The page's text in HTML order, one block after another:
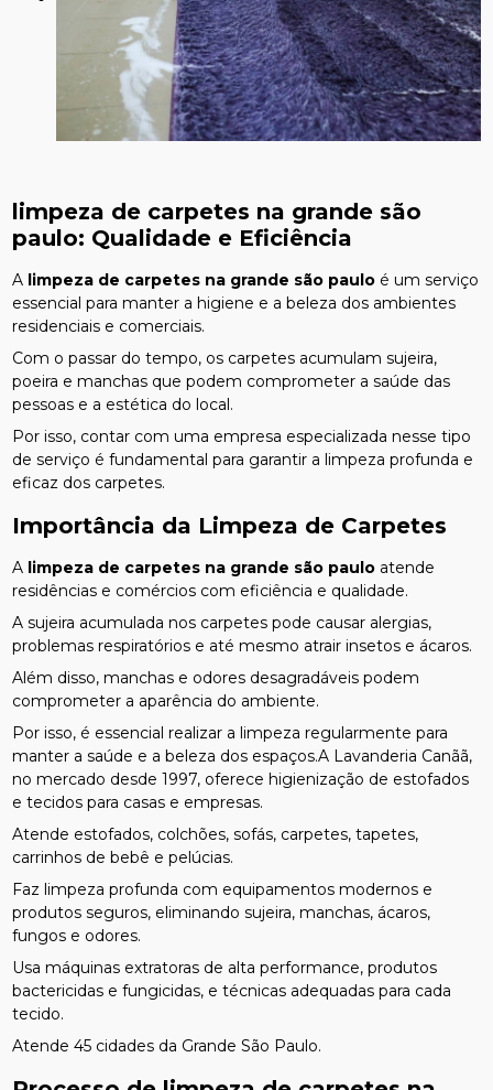
limpeza de carpetes na grande são
paulo: Qualidade e Eficiência
A limpeza de carpetes na grande são paulo é um serviço
essencial para manter a higiene e a beleza dos ambientes
residenciais e comerciais.
Com o passar do tempo, os carpetes acumulam sujeira,
poeira e manchas que podem comprometer a saúde das
pessoas e a estética do local.
Por isso, contar com uma empresa especializada nesse tipo
de serviço é fundamental para garantir a limpeza profunda e
eficaz dos carpetes.
Importância da Limpeza de Carpetes
A limpeza de carpetes na grande são paulo atende
residências e comércios com eficiência e qualidade.
A sujeira acumulada nos carpetes pode causar alergias,
problemas respiratórios e até mesmo atrair insetos e ácaros.
Além disso, manchas e odores desagradáveis podem
comprometer a aparência do ambiente.
Por isso, é essencial realizar a limpeza regularmente para
manter a saúde e a beleza dos espaços.A Lavanderia Canãã,
no mercado desde 1997, oferece higienização de estofados
e tecidos para casas e empresas.
Atende estofados, colchões, sofás, carpetes, tapetes,
carrinhos de bebê e pelúcias.
Faz limpeza profunda com equipamentos modernos e
produtos seguros, eliminando sujeira, manchas, ácaros,
fungos e odores.
Usa máquinas extratoras de alta performance, produtos
bactericidas e fungicidas, e técnicas adequadas para cada
tecido.
Atende 45 cidades da Grande São Paulo.